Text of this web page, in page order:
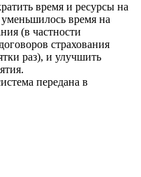
время и ресурсы на
время на
(в частности
страхования
раз), и улучшить
передана в